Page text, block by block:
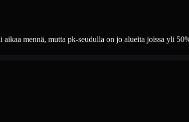
mennä, mutta pk-seudulla on jo alueita joissa yli